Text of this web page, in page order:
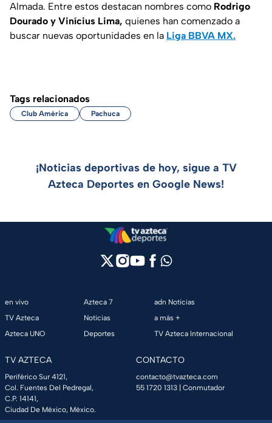
Almada. Entre estos destacan nombres como Rodrigo
Dourado y Vinícius Lima, quienes han comenzado a
buscar nuevas oportunidades en la Liga BBVA MX.
Tags relacionados
Club América Pachuca
¡Noticias deportivas de hoy, sigue a TV
Azteca Deportes en Google News!
en vivo
TV Azteca
Azteca UNO
Azteca 7
Noticias
Deportes
adn Noticias
a más +
TV Azteca Internacional
TV AZTECA
Periférico Sur 4121,
Col. Fuentes Del Pedregal,
C.P. 14141,
Ciudad De México, México.
CONTACTO
contacto@tvazteca.com
55 1720 1313 | Conmutador